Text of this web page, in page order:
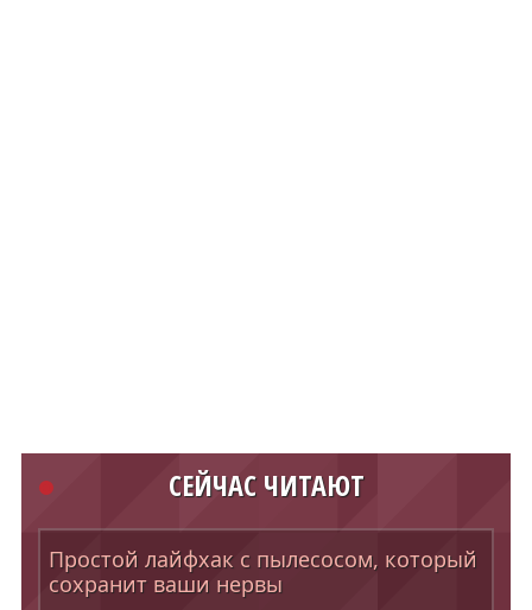
СЕЙЧАС ЧИТАЮТ
Простой лайфхак с пылесосом, который
сохранит ваши нервы